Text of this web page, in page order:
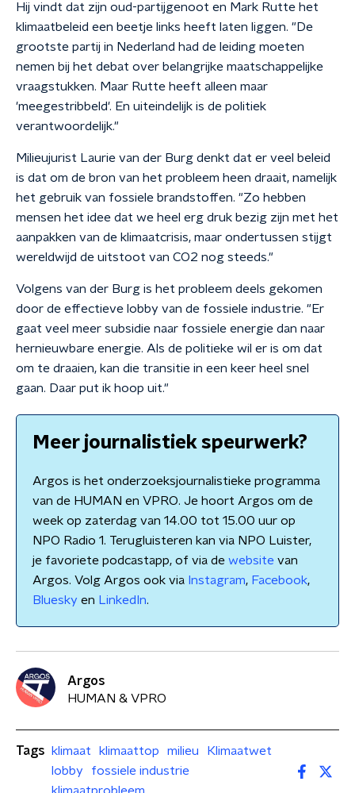
Hij vindt dat zijn oud-partijgenoot en Mark Rutte het
klimaatbeleid een beetje links heeft laten liggen. "De
grootste partij in Nederland had de leiding moeten
nemen bij het debat over belangrijke maatschappelijke
vraagstukken. Maar Rutte heeft alleen maar
'meegestribbeld'. En uiteindelijk is de politiek
verantwoordelijk."
Milieujurist Laurie van der Burg denkt dat er veel beleid
is dat om de bron van het probleem heen draait, namelijk
het gebruik van fossiele brandstoffen. "Zo hebben
mensen het idee dat we heel erg druk bezig zijn met het
aanpakken van de klimaatcrisis, maar ondertussen stijgt
wereldwijd de uitstoot van CO2 nog steeds."
Volgens van der Burg is het probleem deels gekomen
door de effectieve lobby van de fossiele industrie. "Er
gaat veel meer subsidie naar fossiele energie dan naar
hernieuwbare energie. Als de politieke wil er is om dat
om te draaien, kan die transitie in een keer heel snel
gaan. Daar put ik hoop uit."
Meer journalistiek speurwerk?
Argos is het onderzoeksjournalistieke programma
van de HUMAN en VPRO. Je hoort Argos om de
week op zaterdag van 14.00 tot 15.00 uur op
NPO Radio 1. Terugluisteren kan via NPO Luister,
je favoriete podcastapp, of via de website van
Argos. Volg Argos ook via Instagram, Facebook,
Bluesky en LinkedIn.
Argos
HUMAN & VPRO
Tags klimaat klimaattop milieu
Klimaatwet
lobby
fossiele industrie